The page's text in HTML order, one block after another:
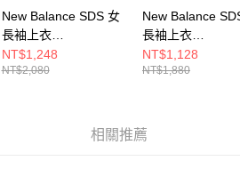
New Balance SDS 女
長袖上衣
NDF34232IV-F
NT$1,248
NT$2,080
New Balance
長袖上衣
NDF33221BEI-F
NT$1,128
NT$1,880
相關推薦